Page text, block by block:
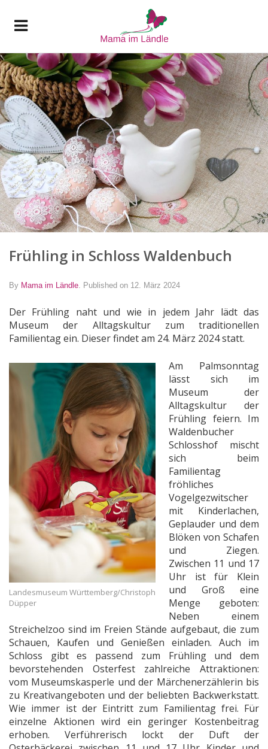
Frühling in Schloss Waldenbuch
By Mama im Ländle Published on 12. März 2024
Der Frühling naht und wie in jedem Jahr lädt das
Museum der Alltagskultur zum traditionellen
Familientag ein. Dieser findet am 24. März 2024 statt.
Landesmuseum Württemberg/Christoph
Düpper
Am Palmsonntag
lässt sich im
Museum der
Alltagskultur der
Frühling feiern. Im
Waldenbucher
Schlosshof mischt
sich beim
Familientag
fröhliches
Vogelgezwitscher
mit Kinderlachen,
Geplauder und dem
Blöken von Schafen
und Ziegen.
Zwischen 11 und 17
Uhr ist für Klein
und Groß eine
Menge geboten:
Neben einem
Streichelzoo sind im Freien Stände aufgebaut, die zum
Schauen, Kaufen und Genießen einladen. Auch im
Schloss gibt es passend zum Frühling und dem
bevorstehenden Osterfest zahlreiche Attraktionen:
vom Museumskasperle und der Märchenerzählerin bis
zu Kreativangeboten und der beliebten Backwerkstatt.
Wie immer ist der Eintritt zum Familientag frei. Für
einzelne Aktionen wird ein geringer Kostenbeitrag
erhoben. Verführerisch lockt der Duft der